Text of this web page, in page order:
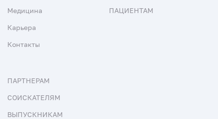
Медицина
Карьера
Контакты
ПАЦИЕНТАМ
ПАРТНЕРАМ
СОИСКАТЕЛЯМ
ВЫПУСКНИКАМ